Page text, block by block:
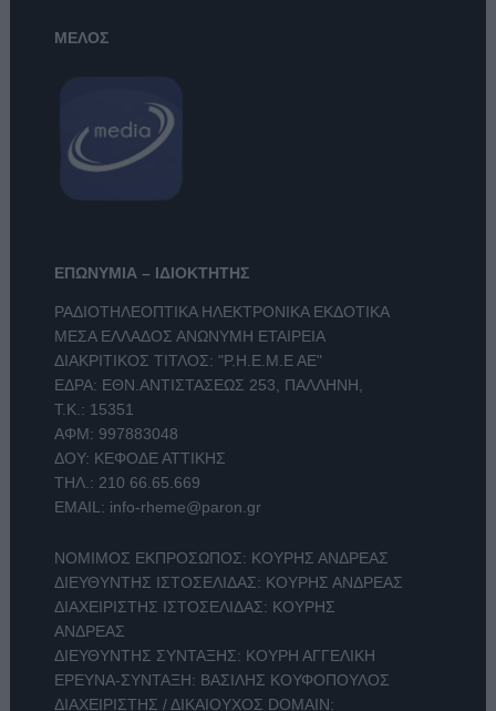
ΜΕΛΟΣ
ΕΠΩΝΥΜΙΑ – ΙΔΙΟΚΤΗΤΗΣ
ΡΑΔΙΟΤΗΛΕΟΠΤΙΚΑ ΗΛΕΚΤΡΟΝΙΚΑ ΕΚΔΟΤΙΚΑ
ΜΕΣΑ ΕΛΛΑΔΟΣ ΑΝΩΝΥΜΗ ΕΤΑΙΡΕΙΑ
ΔΙΑΚΡΙΤΙΚΟΣ ΤΙΤΛΟΣ: "Ρ.Η.Ε.Μ.Ε ΑΕ"
ΕΔΡΑ: ΕΘΝ.ΑΝΤΙΣΤΑΣΕΩΣ 253, ΠΑΛΛΗΝΗ,
Τ.Κ.: 15351
ΑΦΜ: 997883048
ΔΟΥ: ΚΕΦΟΔΕ ΑΤΤΙΚΗΣ
ΤΗΛ.: 210 66.65.669
EMAIL: info-rheme@paron.gr
ΝΟΜΙΜΟΣ ΕΚΠΡΟΣΩΠΟΣ: ΚΟΥΡΗΣ ΑΝΔΡΕΑΣ
ΔΙΕΥΘΥΝΤΗΣ ΙΣΤΟΣΕΛΙΔΑΣ: ΚΟΥΡΗΣ ΑΝΔΡΕΑΣ
ΔΙΑΧΕΙΡΙΣΤΗΣ ΙΣΤΟΣΕΛΙΔΑΣ: ΚΟΥΡΗΣ
ΑΝΔΡΕΑΣ
ΔΙΕΥΘΥΝΤΗΣ ΣΥΝΤΑΞΗΣ: ΚΟΥΡΗ ΑΓΓΕΛΙΚΗ
ΕΡΕΥΝΑ-ΣΥΝΤΑΞΗ: ΒΑΣΙΛΗΣ ΚΟΥΦΟΠΟΥΛΟΣ
ΔΙΑΧΕΙΡΙΣΤΗΣ / ΔΙΚΑΙΟΥΧΟΣ DOMAIN: